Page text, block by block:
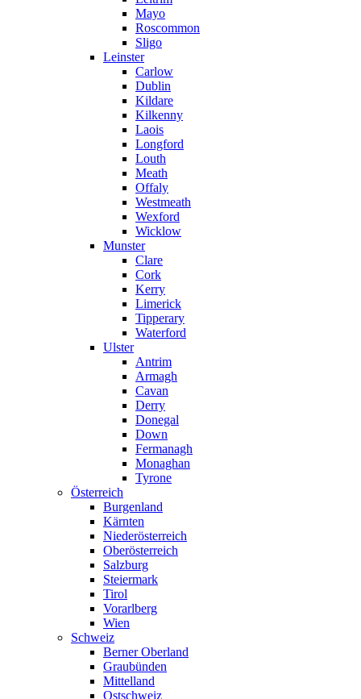
Mayo
Roscommon
Sligo
Leinster
Carlow
Dublin
Kildare
Kilkenny
Laois
Longford
Louth
Meath
Offaly
Westmeath
Wexford
Wicklow
Munster
Clare
Cork
Kerry
Limerick
Tipperary
Waterford
Ulster
Antrim
Armagh
Cavan
Derry
Donegal
Down
Fermanagh
Monaghan
Tyrone
Österreich
Burgenland
Kärnten
Niederösterreich
Oberösterreich
Salzburg
Steiermark
Tirol
Vorarlberg
Wien
Schweiz
Berner Oberland
Graubünden
Mittelland
Ostschweiz